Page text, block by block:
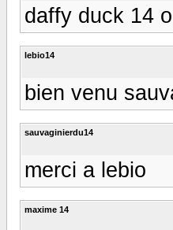
daffy duck 14
lebio14
bien venu
sauvaginierdu14
merci a lebio
maxime 14